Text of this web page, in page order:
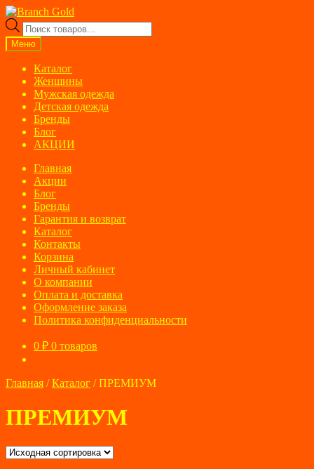
Перейти
к
навигации
Перейти
к
содержимому
Поиск
товаров
Меню
Каталог
Женщины
Мужская одежда
Детская одежда
Бренды
Блог
АКЦИИ
Главная
Акции
Блог
Бренды
Гарантия и возврат
Каталог
Контакты
Корзина
Личный кабинет
О компании
Оплата и доставка
Оформление заказа
Политика конфиденциальности
0 ₽ 0 товаров
Главная /Каталог /ПРЕМИУМ
ПРЕМИУМ